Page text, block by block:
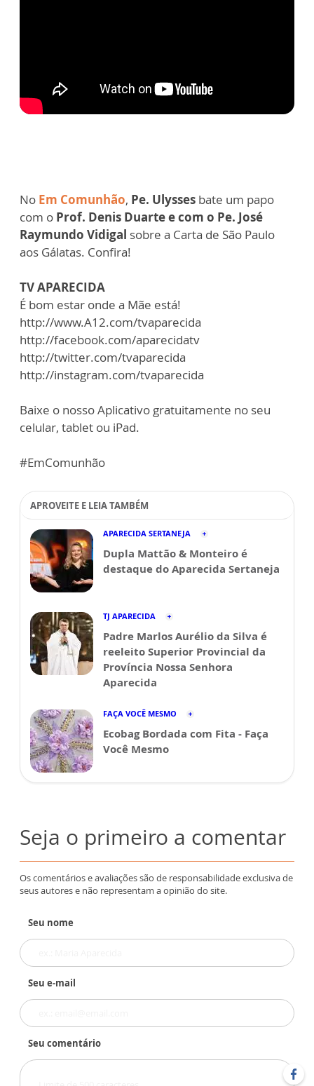
No Em Comunhão, Pe. Ulysses bate um papo
com o Prof. Denis Duarte e com o Pe. José
Raymundo Vidigal sobre a Carta de São Paulo
aos Gálatas. Confira!
TV APARECIDA
É bom estar onde a Mãe está!
http://www.A12.com/tvaparecida
http://facebook.com/aparecidatv
http://twitter.com/tvaparecida
http://instagram.com/tvaparecida
Baixe o nosso Aplicativo gratuitamente no seu
celular, tablet ou iPad.
#EmComunhão
APROVEITE E LEIA TAMBÉM
APARECIDA SERTANEJA
Dupla Mattão & Monteiro é
destaque do Aparecida Sertaneja
TJ APARECIDA
Padre Marlos Aurélio da Silva é
reeleito Superior Provincial da
Província Nossa Senhora
Aparecida
FAÇA VOCÊ MESMO
Ecobag Bordada com Fita - Faça
Você Mesmo
Seja o primeiro a comentar
Os comentários e avaliações são de responsabilidade exclusiva de
seus autores e não representam a opinião do site.
Seu nome
Seu e-mail
Seu comentário